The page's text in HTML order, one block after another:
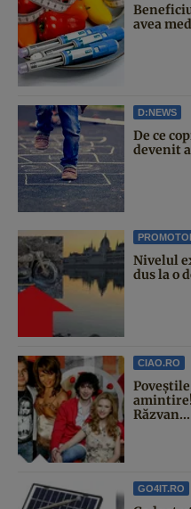
avea
D:NEWS
De ce
devenit
Nivelul
dus la o
CIAO.RO
Răzvan...
GO4IT.RO